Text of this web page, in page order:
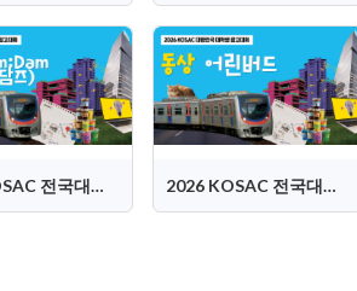
2026 KOSAC 전국대회 은상 (Dam:Dam 담담즈) 2026 KOSAC 전국대회 동상 (어린버드)